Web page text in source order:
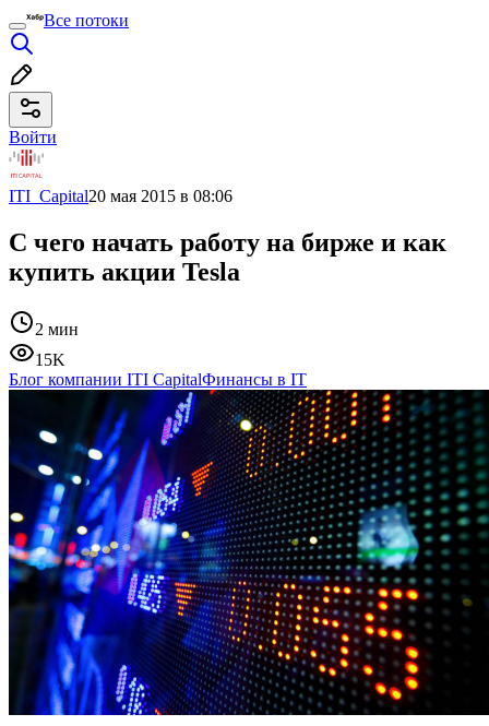
Все потоки
Войти
ITI_Capital20 мая 2015 в 08:06
С чего начать работу на бирже и как
купить акции Tesla
2 мин
15K
Блог компании ITI CapitalФинансы в IT